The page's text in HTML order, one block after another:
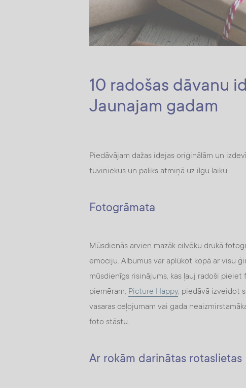
10 radošas dāvanu
Jaunajam gadam
Piedāvājam dažas idejas oriģinālām un
tuviniekus un paliks atmiņā uz ilgu laiku.
Fotogrāmata
Mūsdienās arvien mazāk cilvēku drukā
emociju. Albumus var aplūkot kopā ar visu
mūsdienīgs risinājums, kas ļauj radoši
piemēram, Picture Happy, piedāvā izveidot
vasaras ceļojumam vai gada
foto stāstu.
Ar rokām darinātas rotaslietas